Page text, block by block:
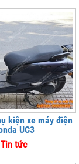
kiện xe máy điện
UC3
Tin tức